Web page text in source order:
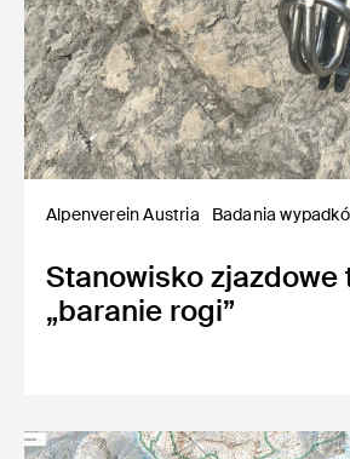
Alpenverein Austria Badania
Stanowisko zjazdowe
„baranie rogi”